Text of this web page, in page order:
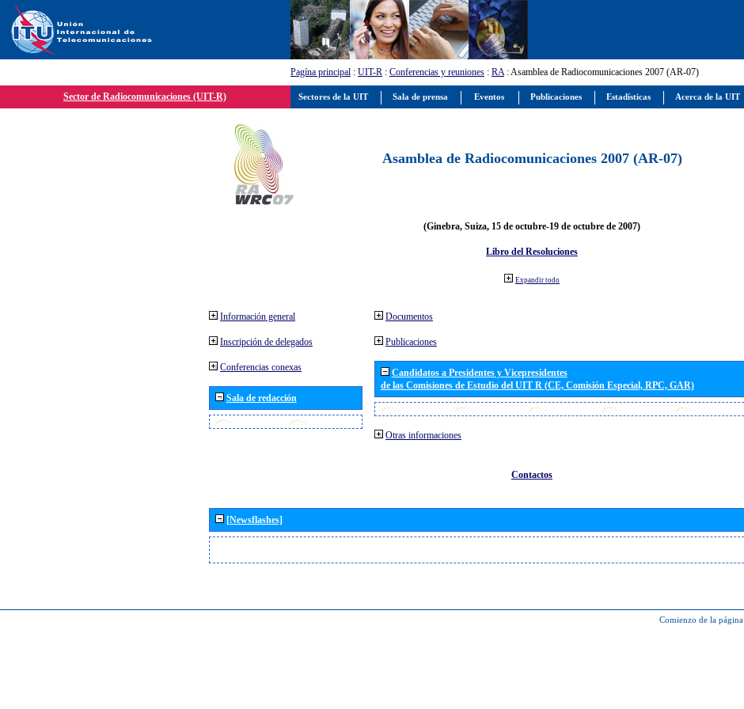
Pagína principal : UIT-R : Conferencias y reuniones : RA: Asamblea de Radiocomunicaciones 2007 (AR-07)
Sector de Radiocomunicaciones (UIT-R)
Asamblea de Radiocomunicaciones 2007 (AR-07)
(Ginebra, Suiza, 15 de octubre-19 de octubre de 2007)
Libro del Resoluciones
Expandir todo
Información general
Inscripción de delegados
Conferencias conexas
Sala de redacción
Documentos
Publicaciones
Candidatos a Presidentes y Vicepresidentes
de las Comisiones de Estudio del UIT R (CE, Comisión Especial, RPC, GAR)
Otras informaciones
Contactos
[Newsflashes]
Comienzo de la página
Sectores de la UIT Sala de prensa Eventos Publicaciones Estadísticas Acerca de la UIT